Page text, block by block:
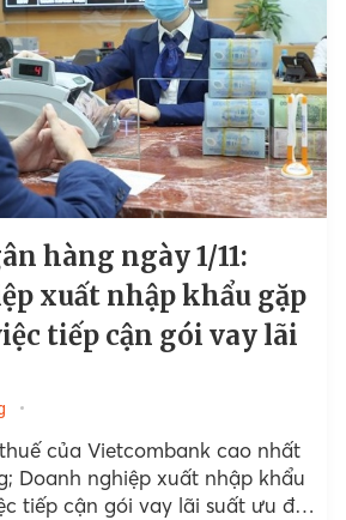
hàng ngày 1/11:
xuất nhập khẩu gặp
tiếp cận gói vay lãi
của Vietcombank cao nhất
Doanh nghiệp xuất nhập khẩu
tiếp cận gói vay lãi suất ưu đãi